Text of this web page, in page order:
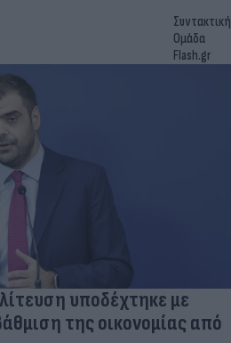
Συντακτική
Ομάδα
Flash.gr
υποδέχτηκε με
της οικονομίας από